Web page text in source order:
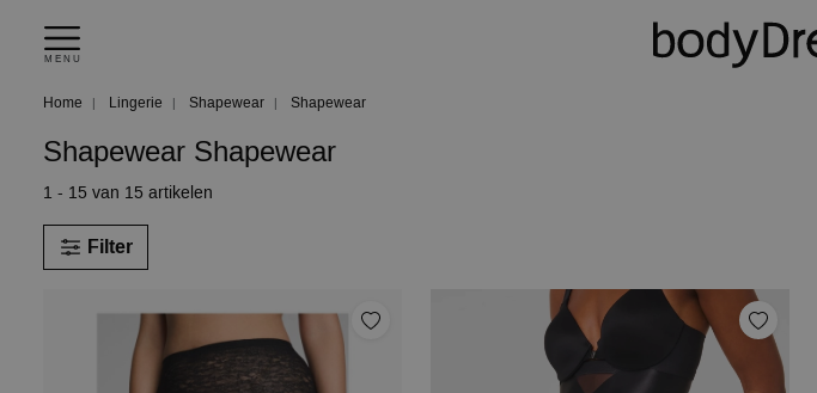
MENU
Home Lingerie Shapewear Shapewear
Shapewear Shapewear
1 - 15 van 15 artikelen
Filter